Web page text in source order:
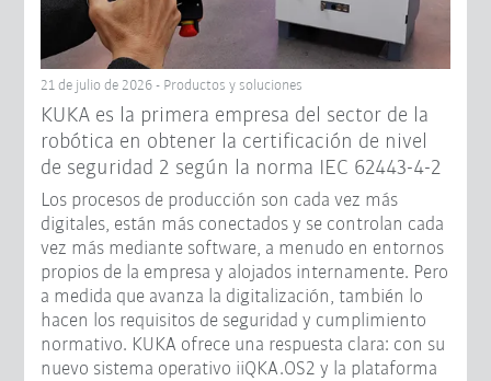
21 de julio de 2026 - Productos y soluciones
KUKA es la primera empresa del sector de la
robótica en obtener la certificación de nivel
de seguridad 2 según la norma IEC 62443-4-2
Los procesos de producción son cada vez más
digitales, están más conectados y se controlan cada
vez más mediante software, a menudo en entornos
propios de la empresa y alojados internamente. Pero
a medida que avanza la digitalización, también lo
hacen los requisitos de seguridad y cumplimiento
normativo. KUKA ofrece una respuesta clara: con su
nuevo sistema operativo iiQKA.OS2 y la plataforma